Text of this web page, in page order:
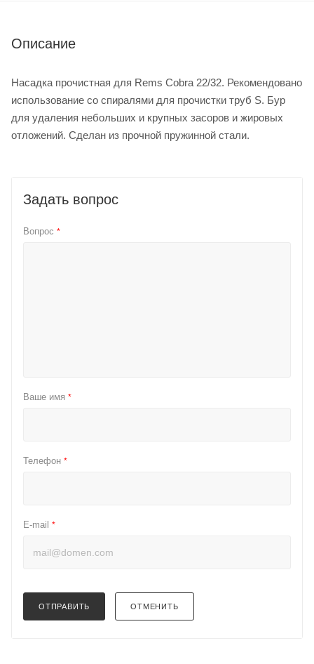
Описание
Насадка прочистная для Rems Cobra 22/32. Рекомендовано
использование со спиралями для прочистки труб S. Бур
для удаления небольших и крупных засоров и жировых
отложений. Сделан из прочной пружинной стали.
Задать вопрос
Вопрос *
Ваше имя *
Телефон *
E-mail *
ОТПРАВИТЬ ОТМЕНИТЬ